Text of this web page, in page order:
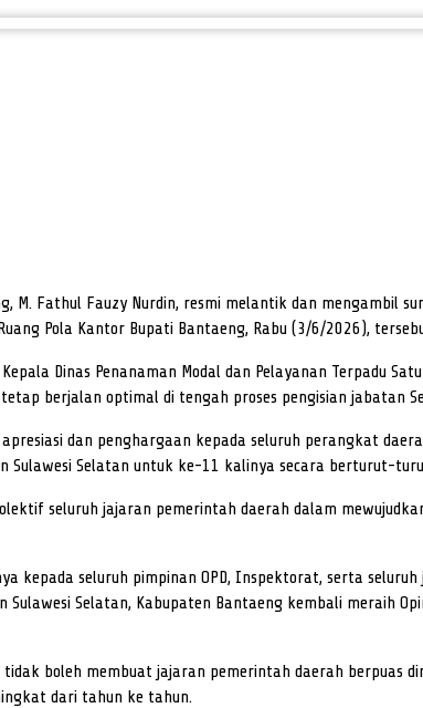
M. Fathul Fauzy Nurdin, resmi melantik dan mengambil
Pola Kantor Bupati Bantaeng, Rabu (3/6/2026),
Dinas Penanaman Modal dan Pelayanan Terpadu
berjalan optimal di tengah proses pengisian jabatan
dan penghargaan kepada seluruh perangkat
Sulawesi Selatan untuk ke-11 kalinya secara berturut-
seluruh jajaran pemerintah daerah dalam
kepada seluruh pimpinan OPD, Inspektorat, serta
Sulawesi Selatan, Kabupaten Bantaeng kembali meraih
boleh membuat jajaran pemerintah daerah berpuas
dari tahun ke tahun.